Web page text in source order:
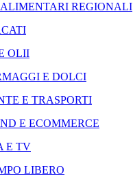
REGIONALI
OLII
E DOLCI
E TRASPORTI
E ECOMMERCE
E TV
LIBERO